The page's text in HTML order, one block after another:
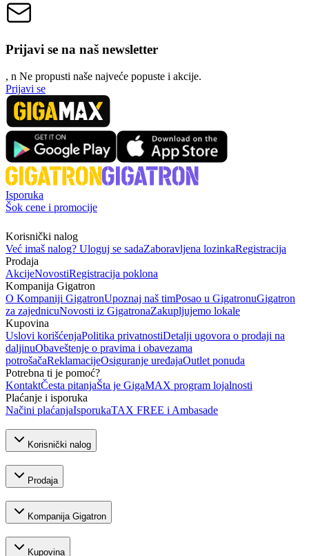
Prijavi se na naš newsletter
, n Ne propusti naše najveće popuste i akcije.
Prijavi se
Isporuka
Šok cene i promocije
Korisnički nalog
Već imaš nalog? Uloguj se sadaZaboravljena lozinkaRegistracija
Prodaja
AkcijeNovostiRegistracija poklona
Kompanija Gigatron
O Kompaniji GigatronUpoznaj naš timPosao u GigatronuGigatron
za zajednicuNovosti iz GigatronaZakupljujemo lokale
Kupovina
Uslovi korišćenjaPolitika privatnostiDetalji ugovora o prodaji na
daljinuObaveštenje o pravima i obavezama
potrošačaReklamacijeOsiguranje uređajaOutlet ponuda
Potrebna ti je pomoć?
KontaktČesta pitanjaŠta je GigaMAX program lojalnosti
Plaćanje i isporuka
Načini plaćanjaIsporukaTAX FREE i Ambasade
Korisnički nalog
Prodaja
Kompanija Gigatron
Kupovina